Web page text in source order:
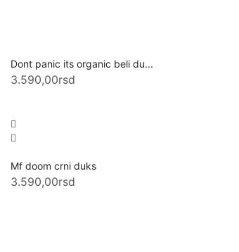
Dont panic its organic beli du...
3.590,00rsd
Mf doom crni duks
3.590,00rsd